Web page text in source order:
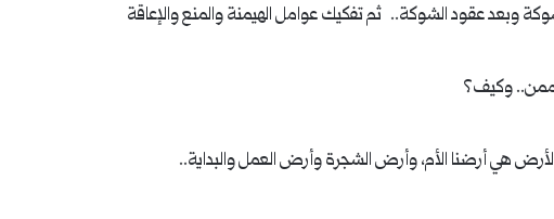
وبعد عقود الشوكة.. ثم تفكيك عوامل الهيمنة والمنع والإعاقة
ممن.. وكيف؟
هي أرضنا الأم، وأرض الشجرة وأرض العمل والبداية..